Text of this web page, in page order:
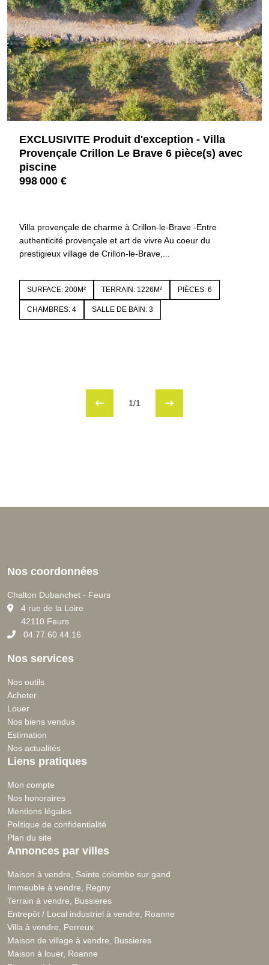
EXCLUSIVITE Produit d'exception - Villa
Provençale Crillon Le Brave 6 pièce(s) avec
piscine
998 000 €
Villa provençale de charme à Crillon-le-Brave -Entre
authenticité provençale et art de vivre Au coeur du
prestigieux village de Crillon-le-Brave,...
SURFACE: 200M² TERRAIN: 1226M² PIÈCES: 6
CHAMBRES: 4 SALLE DE BAIN: 3
1/1
Nos coordonnées
Chalton Dubanchet - Feurs
4 rue de la Loire
42110 Feurs
04.77.60.44.16
Nos services
Nos outils
Acheter
Louer
Nos biens vendus
Estimation
Nos actualités
Liens pratiques
Mon compte
Nos honoraires
Mentions légales
Politique de confidentialité
Plan du site
Annonces par villes
Maison à vendre, Sainte colombe sur gand
Immeuble à vendre, Regny
Terrain à vendre, Bussieres
Entrepôt / Local industriel à vendre, Roanne
Villa à vendre, Perreux
Maison de village à vendre, Bussieres
Maison à louer, Roanne